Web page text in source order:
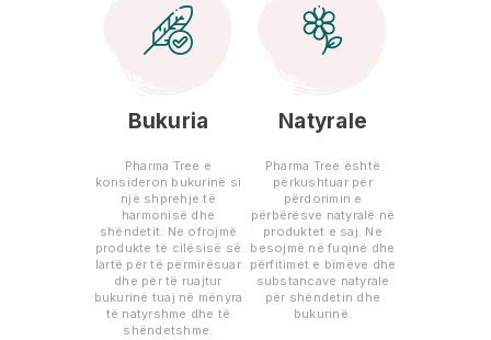
Bukuria
Pharma Tree e
konsideron bukurinë si
një shprehje të
harmonisë dhe
shëndetit. Ne ofrojmë
produkte të cilësisë së
lartë për të përmirësuar
dhe për të ruajtur
bukurinë tuaj në mënyra
të natyrshme dhe të
shëndetshme.
Natyrale
Pharma Tree është
përkushtuar për
përdorimin e
përbërësve natyralë në
produktet e saj. Ne
besojmë në fuqinë dhe
përfitimet e bimëve dhe
substancave natyrale
për shëndetin dhe
bukurinë.